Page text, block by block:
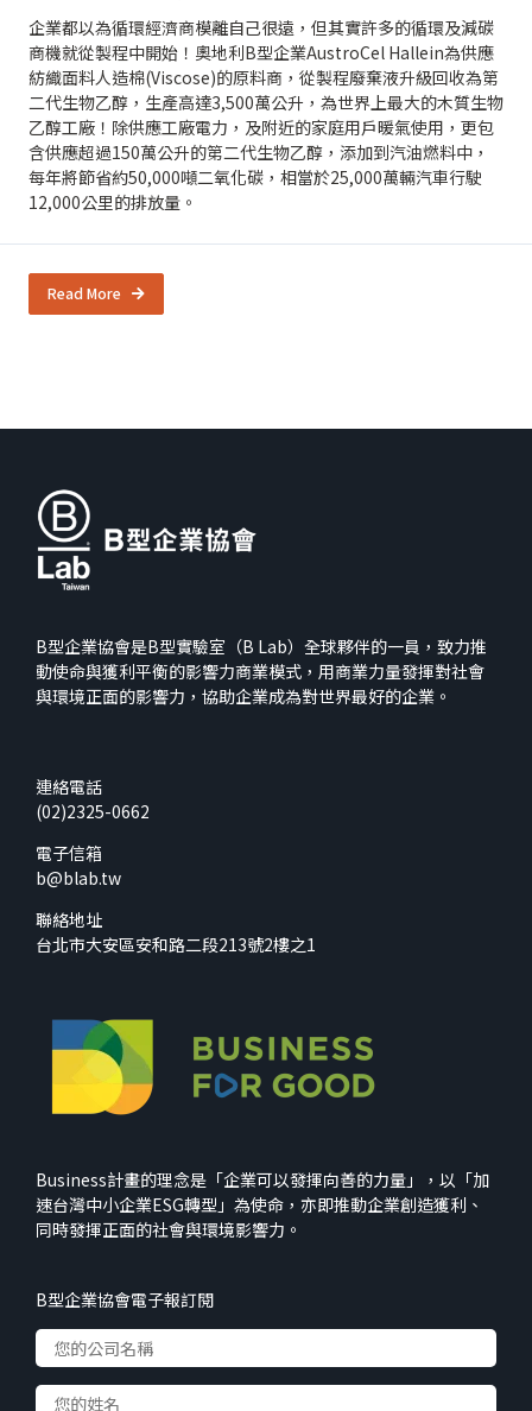
企業都以為循環經濟商模離自己很遠，但其實許多的循環及減碳
商機就從製程中開始！奧地利B型企業AustroCel Hallein為供應
紡織面料人造棉(Viscose)的原料商，從製程廢棄液升級回收為第
二代生物乙醇，生產高達3,500萬公升，為世界上最大的木質生物
乙醇工廠！除供應工廠電力，及附近的家庭用戶暖氣使用，更包
含供應超過150萬公升的第二代生物乙醇，添加到汽油燃料中，
每年將節省約50,000噸二氧化碳，相當於25,000萬輛汽車行駛
12,000公里的排放量。
Read More
B型企業協會是B型實驗室（B Lab）全球夥伴的一員，致力推
動使命與獲利平衡的影響力商業模式，用商業力量發揮對社會
與環境正面的影響力，協助企業成為對世界最好的企業。
連絡電話
(02)2325-0662
電子信箱
b@blab.tw
聯絡地址
台北市大安區安和路二段213號2樓之1
Business計畫的理念是「企業可以發揮向善的力量」，以「加
速台灣中小企業ESG轉型」為使命，亦即推動企業創造獲利、
同時發揮正面的社會與環境影響力。
B型企業協會電子報訂閱